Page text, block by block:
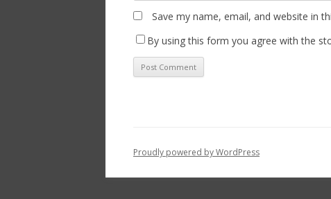
Save my name, email, and website in
By using this form you agree with the
Proudly powered by WordPress